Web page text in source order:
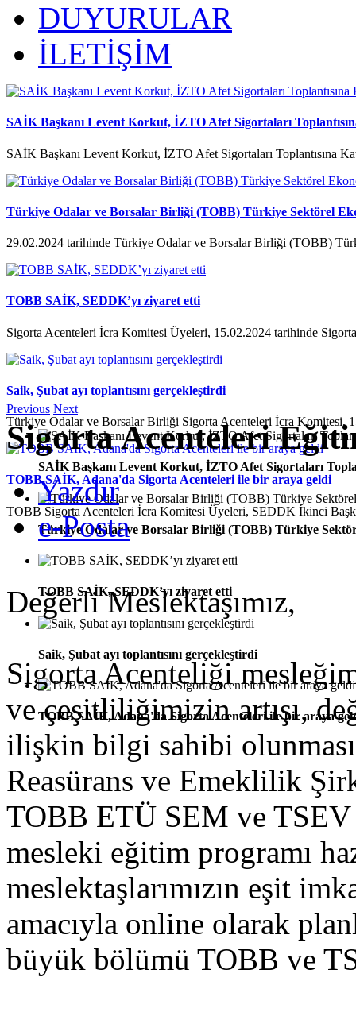
DUYURULAR
İLETİŞİM
SAİK Başkanı Levent Korkut, İZTO Afet Sigortaları
SAİK Başkanı Levent Korkut, İZTO Afet Sigortaları Toplantısına
Türkiye Odalar ve Borsalar Birliği (TOBB) Türkiye Sektörel
29.02.2024 tarihinde Türkiye Odalar ve Borsalar Birliği (TOBB)
TOBB SAİK, SEDDK’yı ziyaret etti
Sigorta Acenteleri İcra Komitesi Üyeleri, 15.02.2024 tarihinde
Saik, Şubat ayı toplantısını gerçekleştirdi
Türkiye Odalar ve Borsalar Birliği Sigorta Acenteleri İcra Komitesi,
TOBB SAİK, Adana'da Sigorta Acenteleri ile bir araya geldi
TOBB Sigorta Acenteleri İcra Komitesi Üyeleri, SEDDK İkinci
Previous Next
SAİK Başkanı Levent Korkut, İZTO Afet Sigortaları
Türkiye Odalar ve Borsalar Birliği (TOBB) Türkiye
TOBB SAİK, SEDDK’yı ziyaret etti
Saik, Şubat ayı toplantısını gerçekleştirdi
TOBB SAİK, Adana'da Sigorta Acenteleri ile bir araya
Sigorta Acenteleri
Yazdır
e-Posta
Değerli Meslektaşımız,
Sigorta Acenteliği
ve çeşitliliğimizin artışı,
ilişkin bilgi sahibi
Reasürans ve Emeklilik
TOBB ETÜ SEM ve TSEV
mesleki eğitim programı
meslektaşlarımızın eşit
amacıyla online olarak
büyük bölümü TOBB ve